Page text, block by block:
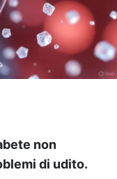
non
di udito.